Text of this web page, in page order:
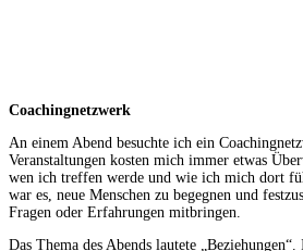
Coachingnetzwerk
An einem Abend besuchte ich ein
Veranstaltungen kosten mich immer etwas
wen ich treffen werde und wie ich mich dort
war es, neue Menschen zu begegnen und
Fragen oder Erfahrungen mitbringen.
Das Thema des Abends lautete